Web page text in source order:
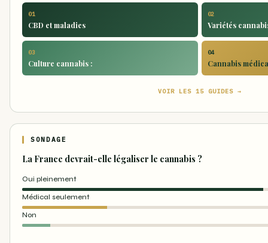
01
CBD et maladies
02
Variétés
03
Culture cannabis :
04
Cannabis
VOIR LES 15 GUIDES →
SONDAGE
La France devrait-elle légaliser le cannabis ?
Oui pleinement
Médical seulement
Non